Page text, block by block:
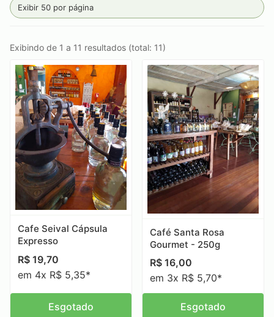
Exibir 50 por página
Exibindo de 1 a 11 resultados (total: 11)
Cafe Seival Cápsula
Expresso
R$ 19,70
em 4x R$ 5,35*
Esgotado
Café Santa Rosa
Gourmet - 250g
R$ 16,00
em 3x R$ 5,70*
Esgotado